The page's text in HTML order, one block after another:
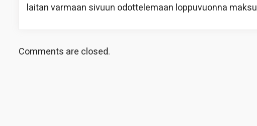
laitan varmaan sivuun odottelemaan loppuvuonna
Comments are closed.